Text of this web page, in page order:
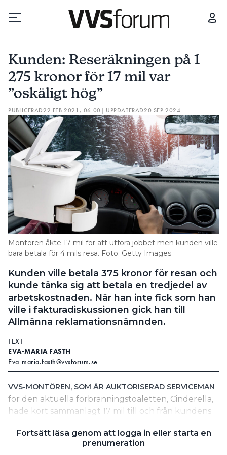
Prenumerera
Hantera prenumeration
Lediga jobb
Annonsera
Läs E-tidningen
Om tidningen
Kontakt
Information om GDPR
Search for:
SEARCH
Kunden: Reseräkningen på 1
275 kronor för 17 mil var
”oskäligt hög”
PUBLICERAD22 FEB 2021, 06:00 | UPPDATERAD20 SEP 2024
Montören åkte 17 mil för att utföra jobbet men kunden ville
bara betala för 4 mils resa. Foto: Getty Images
Kunden ville betala 375 kronor för resan och
kunde tänka sig att betala en tredjedel av
arbetskostnaden. När han inte fick som han
ville i fakturadiskussionen gick han till
Allmänna reklamationsnämnden.
TEXT
EVA-MARIA FASTH
Eva-maria.fasth@vvsforum.se
VVS-MONTÖREN, SOM ÄR AUKTORISERAD SERVICEMAN
för den aktuella förbränningstoaletten, Cinderella,
hade kört sammanlagt 17 mil till och från kundens
Han fakturerade 1 275 kronor exklusive moms för
Fortsätt läsa genom att logga in eller starta en
prenumeration